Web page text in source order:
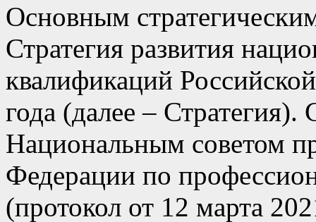
Основным
Стратегия развития
квалификаций
года (далее – Стратегия).
Национальным советом
Федерации по
(протокол от 12 марта